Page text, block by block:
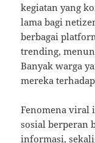
kegiatan yang
lama bagi
berbagai
trending,
Banyak warga
mereka
Fenomena viral
sosial berperan
informasi,